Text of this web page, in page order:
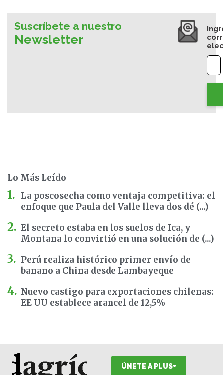
Suscríbete a nuestro
Newsletter
Lo Más Leído
La poscosecha como ventaja competitiva: el
enfoque que Paula del Valle lleva dos dé (...)
El secreto estaba en los suelos de Ica, y
Montana lo convirtió en una solución de (...)
Perú realiza histórico primer envío de
banano a China desde Lambayeque
Nuevo castigo para exportaciones chilenas:
EE UU establece arancel de 12,5%
ÚNETE A PLUS+